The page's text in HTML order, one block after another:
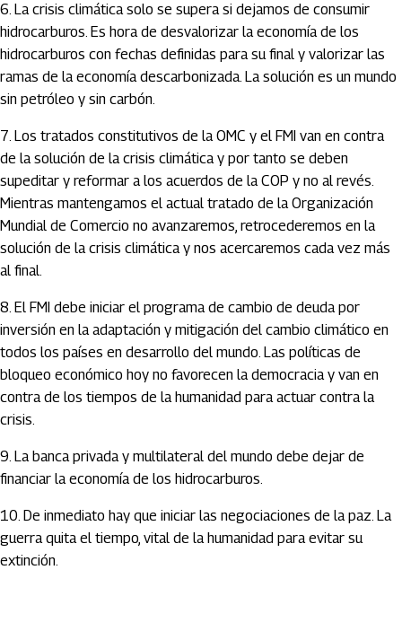
6. La crisis climática solo se supera si dejamos de consumir
hidrocarburos. Es hora de desvalorizar la economía de los
hidrocarburos con fechas definidas para su final y valorizar las
ramas de la economía descarbonizada. La solución es un mundo
sin petróleo y sin carbón.
7. Los tratados constitutivos de la OMC y el FMI van en contra
de la solución de la crisis climática y por tanto se deben
supeditar y reformar a los acuerdos de la COP y no al revés.
Mientras mantengamos el actual tratado de la Organización
Mundial de Comercio no avanzaremos, retrocederemos en la
solución de la crisis climática y nos acercaremos cada vez más
al final.
8. El FMI debe iniciar el programa de cambio de deuda por
inversión en la adaptación y mitigación del cambio climático en
todos los países en desarrollo del mundo. Las políticas de
bloqueo económico hoy no favorecen la democracia y van en
contra de los tiempos de la humanidad para actuar contra la
crisis.
9. La banca privada y multilateral del mundo debe dejar de
financiar la economía de los hidrocarburos.
10. De inmediato hay que iniciar las negociaciones de la paz. La
guerra quita el tiempo, vital de la humanidad para evitar su
extinción.